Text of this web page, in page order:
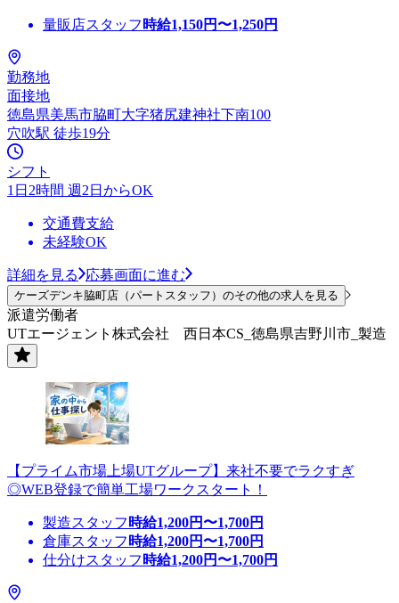
量販店スタッフ 時給1,150円〜1,250円
勤務地
面接地
徳島県美馬市脇町大字猪尻建神社下南100
穴吹駅 徒歩19分
シフト
1日2時間 週2日からOK
交通費支給
未経験OK
詳細を見る 応募画面に進む
ケーズデンキ脇町店（パートスタッフ）のその他の求人を見る
派遣労働者
UTエージェント株式会社 西日本CS_徳島県吉野川市_製造
【プライム市場上場UTグループ】来社不要でラクすぎ
◎WEB登録で簡単工場ワークスタート！
製造スタッフ 時給1,200円〜1,700円
倉庫スタッフ 時給1,200円〜1,700円
仕分けスタッフ 時給1,200円〜1,700円